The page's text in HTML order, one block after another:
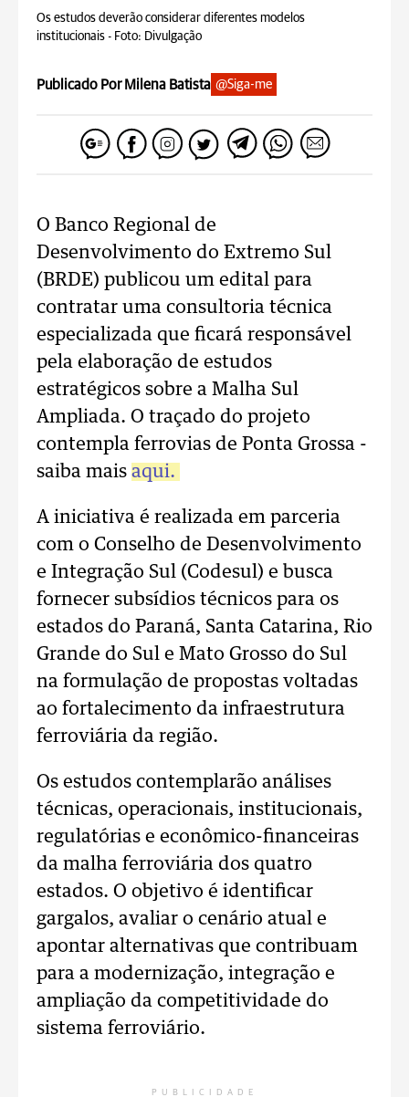
Os estudos deverão considerar diferentes modelos
institucionais - Foto: Divulgação
Publicado Por Milena Batista @Siga-me
O Banco Regional de
Desenvolvimento do Extremo Sul
(BRDE) publicou um edital para
contratar uma consultoria técnica
especializada que ficará responsável
pela elaboração de estudos
estratégicos sobre a Malha Sul
Ampliada. O traçado do projeto
contempla ferrovias de Ponta Grossa -
saiba mais aqui.
A iniciativa é realizada em parceria
com o Conselho de Desenvolvimento
e Integração Sul (Codesul) e busca
fornecer subsídios técnicos para os
estados do Paraná, Santa Catarina, Rio
Grande do Sul e Mato Grosso do Sul
na formulação de propostas voltadas
ao fortalecimento da infraestrutura
ferroviária da região.
Os estudos contemplarão análises
técnicas, operacionais, institucionais,
regulatórias e econômico-financeiras
da malha ferroviária dos quatro
estados. O objetivo é identificar
gargalos, avaliar o cenário atual e
apontar alternativas que contribuam
para a modernização, integração e
ampliação da competitividade do
sistema ferroviário.
PUBLICIDADE